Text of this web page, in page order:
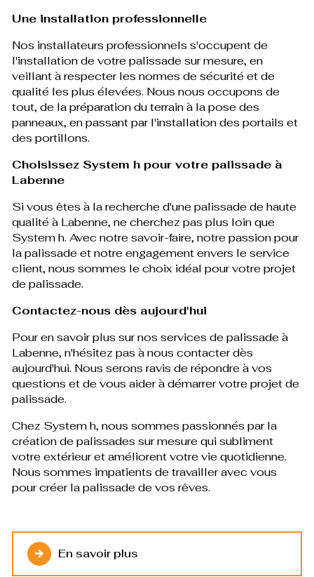
Une installation professionnelle
Nos installateurs professionnels s'occupent de
l'installation de votre palissade sur mesure, en
veillant à respecter les normes de sécurité et de
qualité les plus élevées. Nous nous occupons de
tout, de la préparation du terrain à la pose des
panneaux, en passant par l'installation des portails et
des portillons.
Choisissez System h pour votre palissade à
Labenne
Si vous êtes à la recherche d'une palissade de haute
qualité à Labenne, ne cherchez pas plus loin que
System h. Avec notre savoir-faire, notre passion pour
la palissade et notre engagement envers le service
client, nous sommes le choix idéal pour votre projet
de palissade.
Contactez-nous dès aujourd'hui
Pour en savoir plus sur nos services de palissade à
Labenne, n'hésitez pas à nous contacter dès
aujourd'hui. Nous serons ravis de répondre à vos
questions et de vous aider à démarrer votre projet de
palissade.
Chez System h, nous sommes passionnés par la
création de palissades sur mesure qui subliment
votre extérieur et améliorent votre vie quotidienne.
Nous sommes impatients de travailler avec vous
pour créer la palissade de vos rêves.
En savoir plus